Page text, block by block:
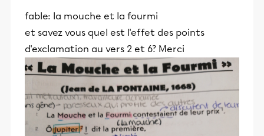
fable: la mouche et la fourmi
et savez vous quel est l'effet des points
d'exclamation au vers 2 et 6? Merci